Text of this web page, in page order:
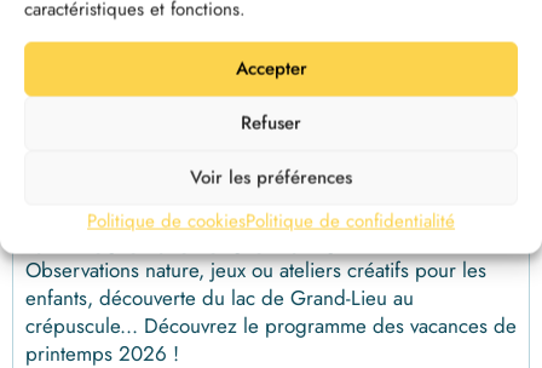
caractéristiques et fonctions.
Accepter
Refuser
Voir les préférences
Politique de cookiesPolitique de confidentialité
Vacances de printemps 2026 | sorties
familles et ateliers enfants
Observations nature, jeux ou ateliers créatifs pour les
enfants, découverte du lac de Grand-Lieu au
crépuscule... Découvrez le programme des vacances de
printemps 2026 !